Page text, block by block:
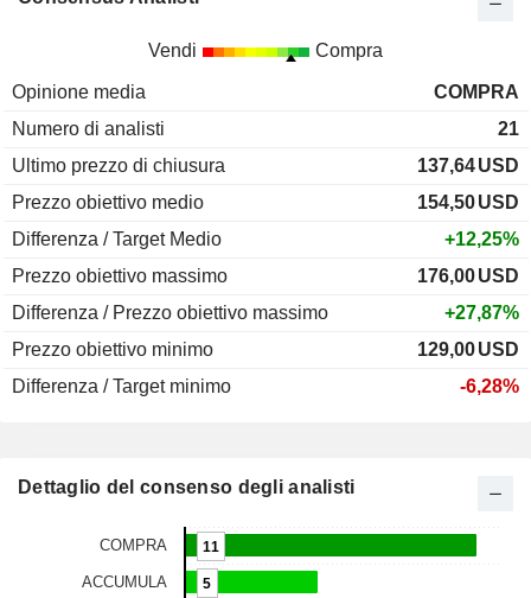
Vendi Compra
Opinione media
COMPRA
Numero di analisti
21
Ultimo prezzo di chiusura
137,64USD
Prezzo obiettivo medio
154,50USD
Differenza / Target Medio
+12,25%
Prezzo obiettivo massimo
176,00USD
Differenza / Prezzo obiettivo massimo
+27,87%
Prezzo obiettivo minimo
129,00USD
Differenza / Target minimo
-6,28%
Dettaglio del consenso degli analisti